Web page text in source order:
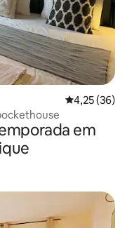
4,25 de uma
4,25 (36)
em